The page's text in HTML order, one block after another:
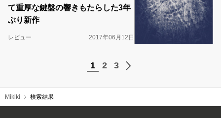
て重厚な鍵盤の響きもたらした3年
ぶり新作
レビュー 2017年06月12日
1 2 3
Mikiki 検索結果